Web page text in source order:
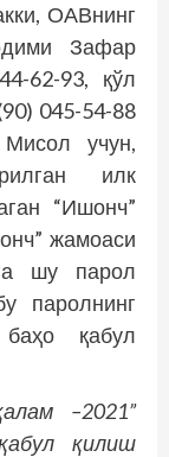
ОАВнинг
Зафар
62-93, қўл
045-54-88
учун,
илк
“Ишонч”
жамоаси
шу парол
паролнинг
қабул
–2021”
қилиш